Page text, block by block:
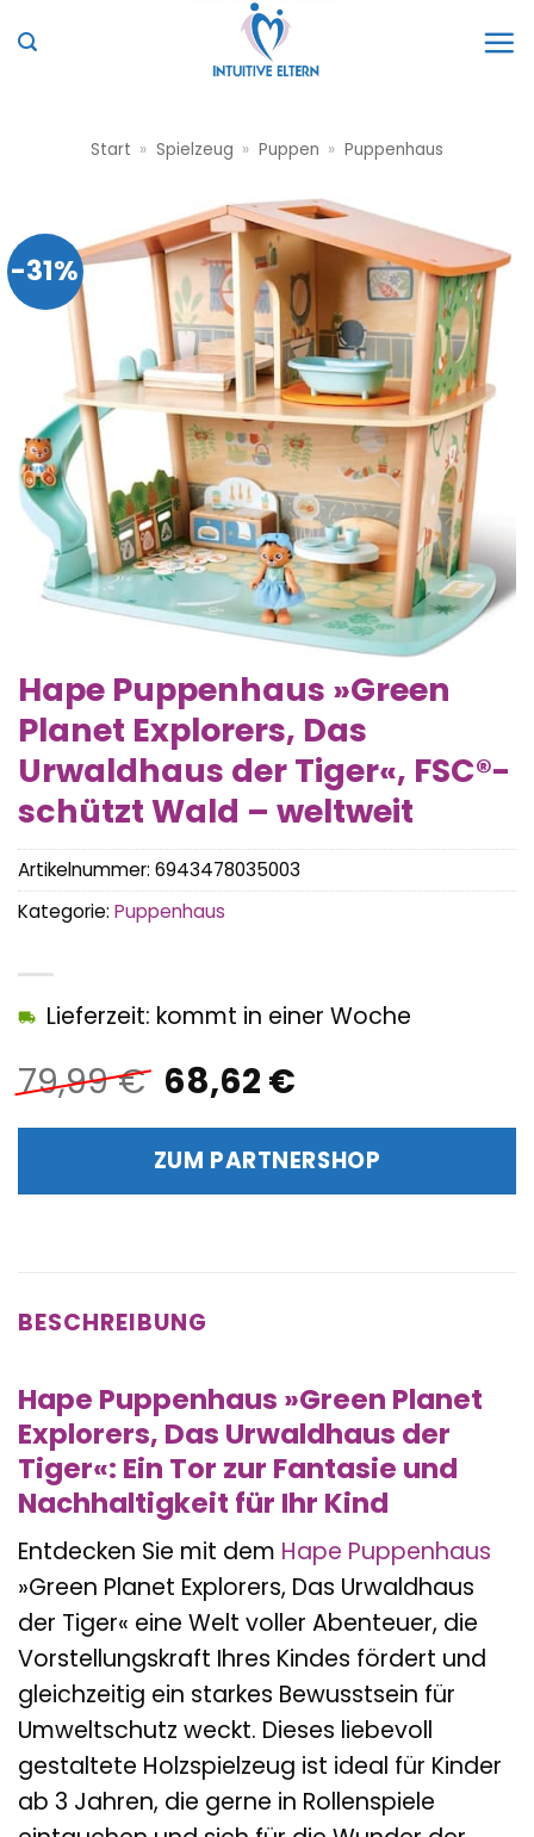
Inhalt
Start » Spielzeug » Puppen » Puppenhaus
-31%
Hape Puppenhaus »Green
Planet Explorers, Das
Urwaldhaus der Tiger«, FSC®-
schützt Wald – weltweit
79,99€ Ursprünglicher
Preis
war:
79,99 €
68,62 €Aktueller
ist:
68,62 €.
Lieferzeit: kommt in einer Woche
ZUM PARTNERSHOP
Artikelnummer: 6943478035003
Kategorie: Puppenhaus
BESCHREIBUNG
Hape Puppenhaus »Green Planet
Explorers, Das Urwaldhaus der
Tiger«: Ein Tor zur Fantasie und
Nachhaltigkeit für Ihr Kind
Entdecken Sie mit dem Hape Puppenhaus
»Green Planet Explorers, Das Urwaldhaus
der Tiger« eine Welt voller Abenteuer, die
Vorstellungskraft Ihres Kindes fördert und
gleichzeitig ein starkes Bewusstsein für
Umweltschutz weckt. Dieses liebevoll
gestaltete Holzspielzeug ist ideal für Kinder
ab 3 Jahren, die gerne in Rollenspiele